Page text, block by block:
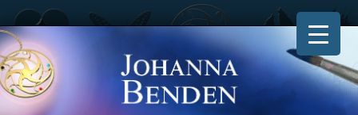
Skip
to
content